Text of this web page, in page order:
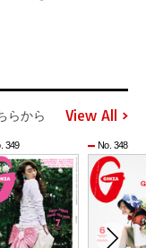
らから View All
349 No. 348